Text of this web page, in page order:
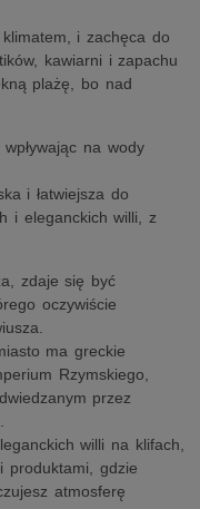
i zachęca do
kawiarni i zapachu
plażę, bo nad
wpływając na wody
i łatwiejsza do
i eleganckich willi, z
zdaje się być
oczywiście
ma greckie
Rzymskiego,
przez
willi na klifach,
produktami, gdzie
atmosferę